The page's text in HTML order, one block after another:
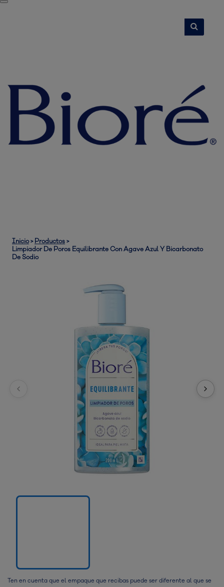
Inicio> Productos>
Limpiador De Poros Equilibrante Con Agave Azul Y Bicarbonato
De Sodio
Ten en cuenta que el empaque que recibas puede ser diferente al que se